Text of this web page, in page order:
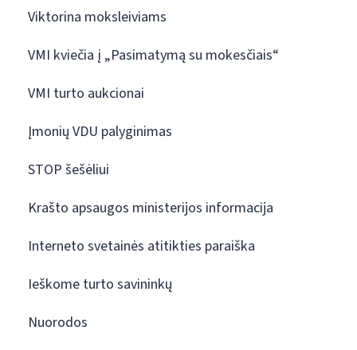
Viktorina moksleiviams
VMI kviečia į „Pasimatymą su mokesčiais“
VMI turto aukcionai
Įmonių VDU palyginimas
STOP šešėliui
Krašto apsaugos ministerijos informacija
Interneto svetainės atitikties paraiška
Ieškome turto savininkų
Nuorodos